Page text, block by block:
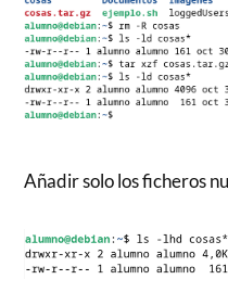
Añadir solo los ficheros